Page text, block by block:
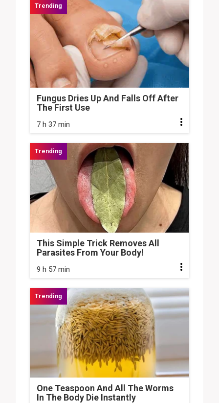
Fungus Dries Up And Falls Off After
The First Use
7 h 37 min
This Simple Trick Removes All
Parasites From Your Body!
9 h 57 min
One Teaspoon And All The Worms
In The Body Die Instantly